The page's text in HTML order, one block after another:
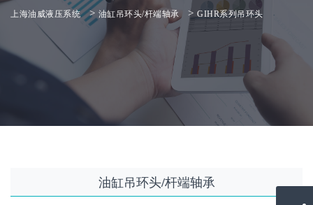
上海油威液压系统 > 油缸吊环头/杆端轴承 > GIHR系列吊环头
油缸吊环头/杆端轴承